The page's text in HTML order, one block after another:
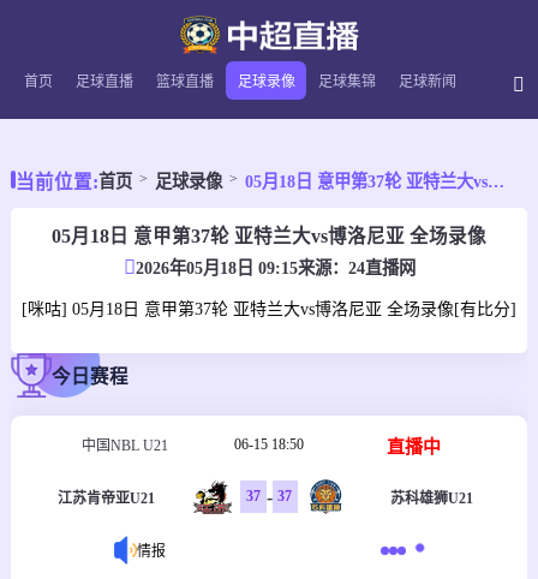
首页 足球直播 篮球直播 足球录像 足球集锦 足球新闻
当前位置:首页 足球录像 05月18日 意甲第37轮 亚特兰大vs博洛尼亚 全场录像
05月18日 意甲第37轮 亚特兰大vs博洛尼亚 全场录像
2026年05月18日 09:15来源： 24直播网
[咪咕] 05月18日 意甲第37轮 亚特兰大vs博洛尼亚 全场录像[有比分]
今日赛程
中国NBL U21 06-15 18:50 直播中
江苏肯帝亚U21 37 - 37 苏科雄狮U21
情报